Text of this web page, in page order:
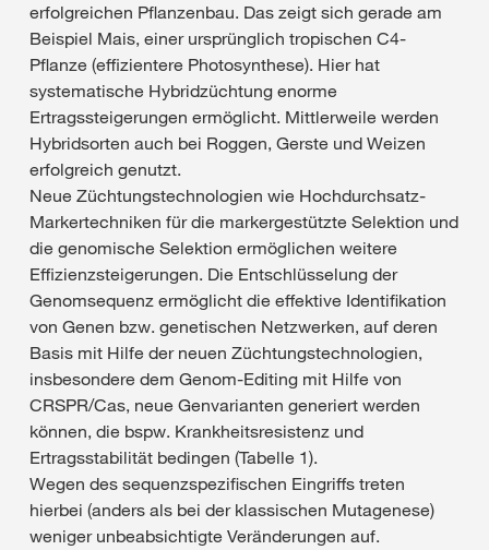
erfolgreichen Pflanzenbau. Das zeigt sich gerade am
Beispiel Mais, einer ursprünglich tropischen C4-
Pflanze (effizientere Photosynthese). Hier hat
systematische Hybridzüchtung enorme
Ertragssteigerungen ermöglicht. Mittlerweile werden
Hybridsorten auch bei Roggen, Gerste und Weizen
erfolgreich genutzt.
Neue Züchtungstechnologien wie Hochdurchsatz-
Markertechniken für die markergestützte Selektion und
die genomische Selektion ermöglichen weitere
Effizienzsteigerungen. Die Entschlüsselung der
Genomsequenz ermöglicht die effektive Identifikation
von Genen bzw. genetischen Netzwerken, auf deren
Basis mit Hilfe der neuen Züchtungstechnologien,
insbesondere dem Genom-Editing mit Hilfe von
CRSPR/Cas, neue Genvarianten generiert werden
können, die bspw. Krankheitsresistenz und
Ertragsstabilität bedingen (Tabelle 1).
Wegen des sequenzspezifischen Eingriffs treten
hierbei (anders als bei der klassischen Mutagenese)
weniger unbeabsichtigte Veränderungen auf.